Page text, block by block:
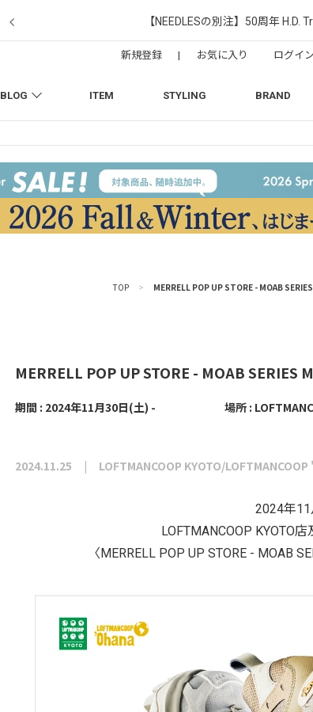
【NEEDLESの別注】50周年 H.D.
BLOG ITEM STYLING BRAND
新規登録 | お気に入り ログイン
TOP > MERRELL POP UP STORE - MOAB
MERRELL POP UP STORE - MOAB SERIES
期間 : 2024年11月30日(土) - 場所 :
2024.11.25 LOFTMANCOOP KYOTO/
2024年11
LOFTMANCOOP KYOTO
〈MERRELL POP UP STORE - MOAB